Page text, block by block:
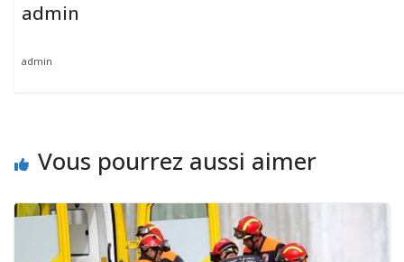
admin
admin
Vous pourrez aussi aimer